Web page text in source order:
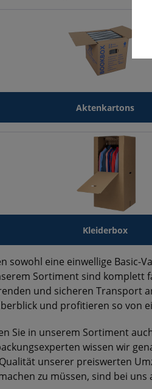
Aktenkartons
Kleiderbox
sowohl eine einwellige Basic-
Sortiment sind komplett
und sicheren Transport
und profitieren so von
Sie in unserem Sortiment
wissen wir
unserer preiswerten
zu müssen, sind bei